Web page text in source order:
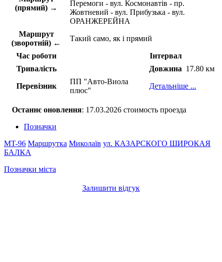
(прямий) →
Перемоги - вул. Космонавтів - пр.
Жовтневий - вул. Прибузька - вул.
ОРАНЖЕРЕЙНА
Маршрут
(зворотній) ←
Такий само, як і прямий
Час роботи
Інтервал
Тривалість
Довжина 17.80 км
Перевізник
ПП "Авто-Виола
плюс"
Детальніше ...
Останнє оновлення: 17.03.2026 стоимость проезда
Позначки
MT-96 Маршрутка Миколаїв ул. КАЗАРСКОГО ШИРОКАЯ
БАЛКА
Позначки міста
Залишити відгук